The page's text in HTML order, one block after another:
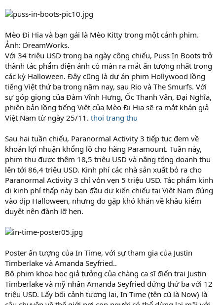
Mèo Đi Hia và bạn gái là Mèo Kitty trong một cảnh phim.
Ảnh: DreamWorks.
Với 34 triệu USD trong ba ngày công chiếu, Puss In Boots trở
thành tác phẩm điện ảnh có màn ra mắt ấn tượng nhất trong
các kỳ Halloween. Đây cũng là dự án phim Hollywood lồng
tiếng Việt thứ ba trong năm nay, sau Rio và The Smurfs. Với
sự góp giọng của Đàm Vĩnh Hưng, Ốc Thanh Vân, Đại Nghĩa,
phiên bản lồng tiếng Việt của Mèo Đi Hia sẽ ra mắt khán giả
Việt Nam từ ngày 25/11. thoi trang thu
Sau hai tuần chiếu, Paranormal Activity 3 tiếp tục đem về
khoản lợi nhuận khổng lồ cho hãng Paramount. Tuần này,
phim thu được thêm 18,5 triệu USD và nâng tổng doanh thu
lên tới 86,4 triệu USD. Kinh phí các nhà sản xuất bỏ ra cho
Paranormal Activity 3 chỉ vỏn vẹn 5 triệu USD. Tác phẩm kinh
dị kinh phí thấp này ban đầu dự kiến chiếu tại Việt Nam đúng
vào dịp Halloween, nhưng do gặp khó khăn về khâu kiểm
duyệt nên đành lỡ hẹn.
Poster ấn tượng của In Time, với sự tham gia của Justin
Timberlake và Amanda Seyfried..
Bộ phim khoa học giả tưởng của chàng ca sĩ điển trai Justin
Timberlake và mỹ nhân Amanda Seyfried đứng thứ ba với 12
triệu USD. Lấy bối cảnh tương lai, In Time (tên cũ là Now) là